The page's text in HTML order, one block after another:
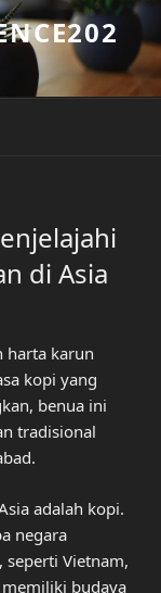
di Asia
harta karun
kopi yang
benua ini
tradisional
adalah kopi.
negara
Vietnam,
memiliki budaya